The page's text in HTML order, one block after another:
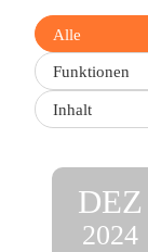
Filter
updates
by
type
Alle
Funktionen
Inhalt
DEZ
2024